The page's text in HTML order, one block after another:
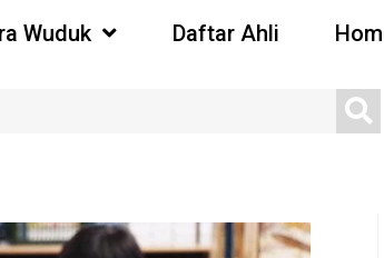
Wuduk Daftar Ahli